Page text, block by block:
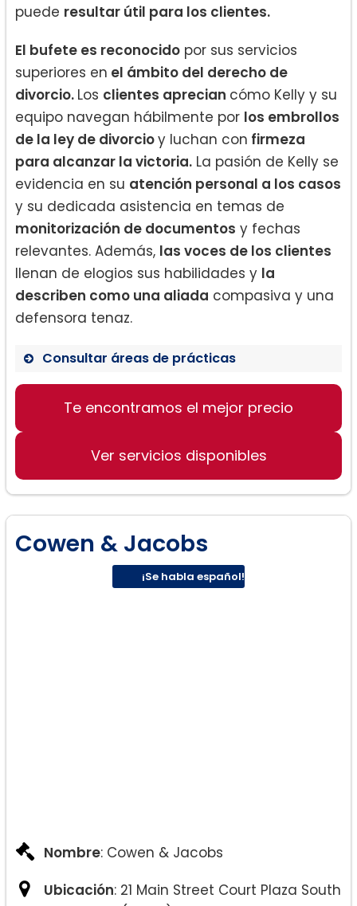
puede resultar útil para los clientes.
El bufete es reconocido por sus servicios
superiores en el ámbito del derecho de
divorcio. Los clientes aprecian cómo Kelly y su
equipo navegan hábilmente por los embrollos
de la ley de divorcioy luchan con firmeza
para alcanzar la victoria. La pasión de Kelly se
evidencia en su atención personal a los casos
y su dedicada asistencia en temas de
monitorización de documentos y fechas
relevantes. Además, las voces de los clientes
llenan de elogios sus habilidades y la
describen como una aliada compasiva y una
defensora tenaz.
Consultar áreas de prácticas
Derecho de divorcio
Violencia doméstica
Asesoramiento legal para startups
Te encontramos el mejor precio
Ver servicios disponibles
Cowen & Jacobs
¡Se habla español!
Nombre: Cowen & Jacobs
Ubicación: 21 Main Street Court Plaza South